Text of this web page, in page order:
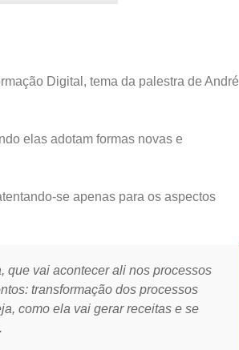
Digital, tema da palestra de André
elas adotam formas novas e
se apenas para os aspectos
que vai acontecer ali nos processos
transformação dos processos
como ela vai gerar receitas e se